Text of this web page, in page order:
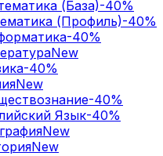
(База)-40%
(Профиль)-40%
-40%
New
-40%
New
-40%
Язык-40%
New
New